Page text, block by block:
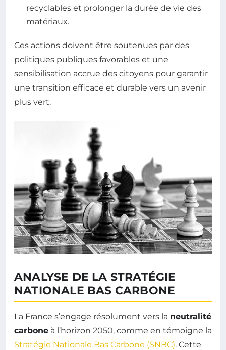
recyclables et prolonger la durée de vie des
matériaux.
Ces actions doivent être soutenues par des
politiques publiques favorables et une
sensibilisation accrue des citoyens pour garantir
une transition efficace et durable vers un avenir
plus vert.
ANALYSE DE LA STRATÉGIE
NATIONALE BAS CARBONE
La France s’engage résolument vers la neutralité
carbone à l’horizon 2050, comme en témoigne la
Stratégie Nationale Bas Carbone (SNBC). Cette